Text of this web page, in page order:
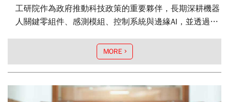
工研院作為政府推動科技政策的重要夥伴，長期深耕機器
人關鍵零組件、感測模組、控制系統與邊緣AI，並透過跨
MORE